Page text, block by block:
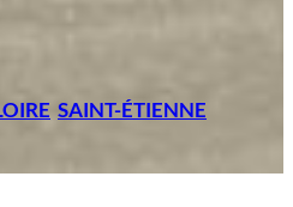
SAINT-ÉTIENNE